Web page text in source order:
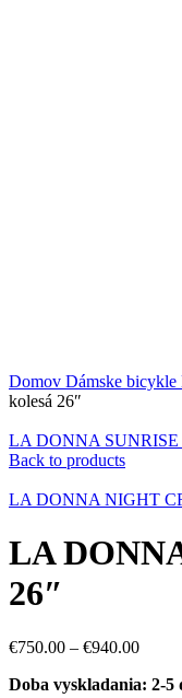
Domov Dámske bicykle
kolesá 26″
LA DONNA SUNRISE
Back to products
LA DONNA NIGHT
LA
26″
€750.00 – €940.00
Doba vyskladania: 2-5